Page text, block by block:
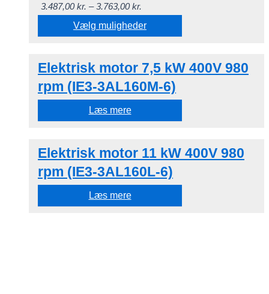
varianter.
Mulighederne
vælges
varesiden
3.487,00kr. – 3.763,00kr.
3.487,00 kr.
til
Vælg muligheder
vare
har
flere
kan
vælges
Elektrisk motor 7,5 kW 400V 980
rpm (IE3-3AL160M-6)
Læs mere
Elektrisk motor 11 kW 400V 980
rpm (IE3-3AL160L-6)
Læs mere